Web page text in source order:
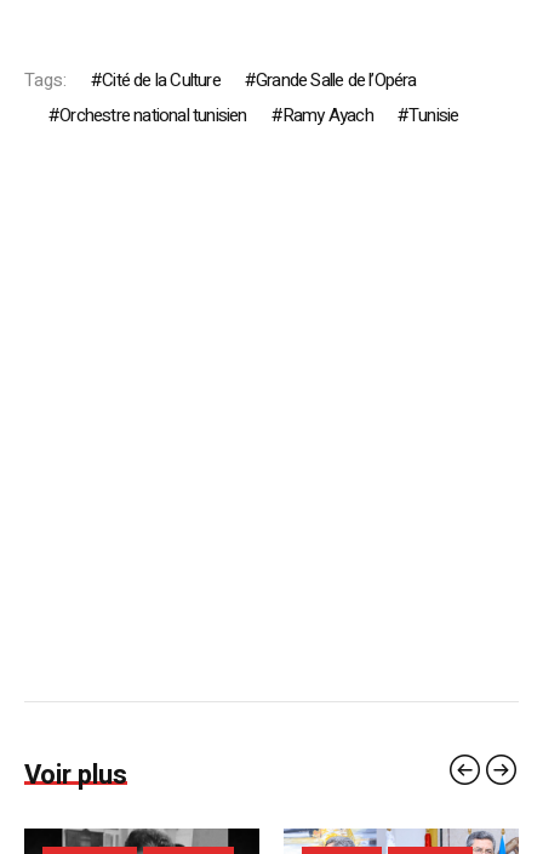
Tags: Cité de la Culture
Grande Salle de l’Opéra
Orchestre national tunisien
Ramy Ayach Tunisie
Voir plus